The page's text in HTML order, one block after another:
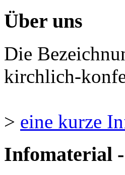
Über uns
Die
kirchlich-
> eine kurze
Infomaterial